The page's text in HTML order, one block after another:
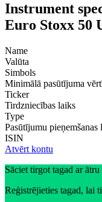
Instrument
Euro Stoxx 50
Name
Valūta
Simbols
Minimālā pasūtījuma
Ticker
Tirdzniecības laiks
Type
Pasūtījumu pieņemšanas
ISIN
Atvērt kontu
Sāciet tirgot tagad ar
Reģistrējieties tagad, lai